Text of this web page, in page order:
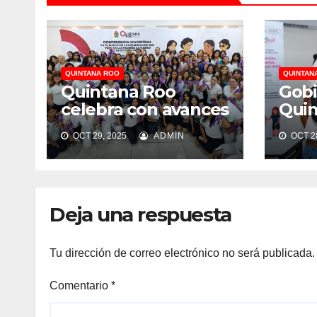
QUINTANA ROO
Quintana Roo
celebra con avances
reales en igualdad
OCT 29, 2025 ADMIN
con
OCT
Deja una respuesta
Tu dirección de correo electrónico no será publicada.
Comentario *